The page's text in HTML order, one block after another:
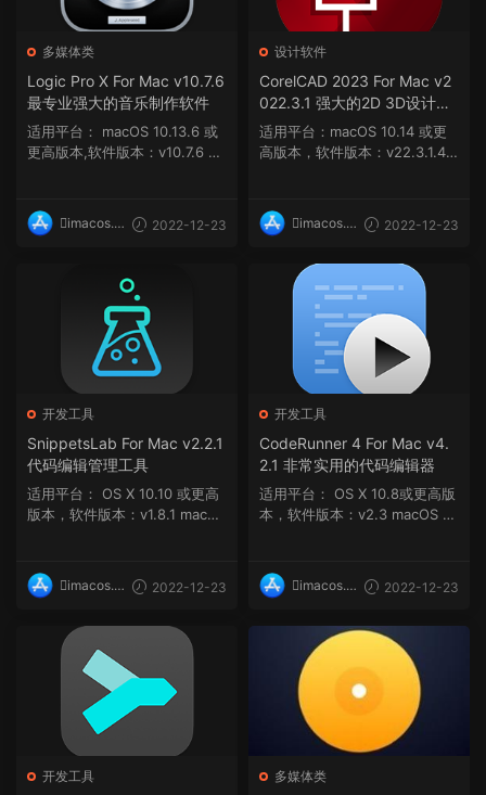
多媒体类
Logic Pro X For Mac v10.7.6
最专业强大的音乐制作软件
适用平台： macOS 10.13.6 或
更高版本,软件版本：v10.7.6 软
imacos.t
2022-12-23
设计软件
CorelCAD 2023 For Mac v2
022.3.1 强大的2D 3D设计软
件
适用平台：macOS 10.14 或更
高版本，软件版本：v22.3.1.40
imacos.t
2022-12-23
开发工具
SnippetsLab For Mac v2.2.1
代码编辑管理工具
适用平台： OS X 10.10 或更高
版本，软件版本：v1.8.1 macOS
imacos.t
2022-12-23
开发工具
CodeRunner 4 For Mac v4.
2.1 非常实用的代码编辑器
适用平台： OS X 10.8或更高版
本，软件版本：v2.3 macOS 1
imacos.t
2022-12-23
开发工具 多媒体类